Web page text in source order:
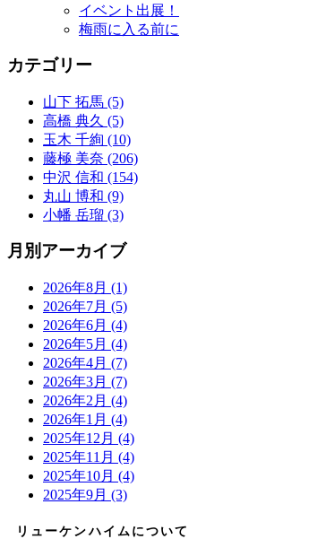
イベント出展！
梅雨に入る前に
カテゴリー
山下 拓馬 (5)
高橋 典久 (5)
玉木 千絢 (10)
藤極 美奈 (206)
中沢 信和 (154)
丸山 博和 (9)
小幡 岳瑠 (3)
月別アーカイブ
2026年8月 (1)
2026年7月 (5)
2026年6月 (4)
2026年5月 (4)
2026年4月 (7)
2026年3月 (7)
2026年2月 (4)
2026年1月 (4)
2025年12月 (4)
2025年11月 (4)
2025年10月 (4)
2025年9月 (3)
リューケンハイムについて